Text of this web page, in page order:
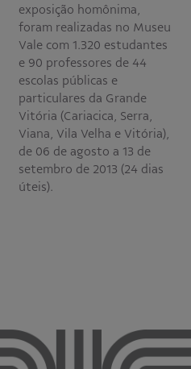
exposição homônima,
foram realizadas no Museu
Vale com 1.320 estudantes
e 90 professores de 44
escolas públicas e
particulares da Grande
Vitória (Cariacica, Serra,
Viana, Vila Velha e Vitória),
de 06 de agosto a 13 de
setembro de 2013 (24 dias
úteis).